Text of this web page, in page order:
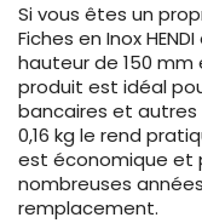
Si vous êtes un
Fiches en Inox
hauteur de 150
produit est idéal
bancaires et
0,16 kg le rend
est économique et
nombreuses
remplacement.